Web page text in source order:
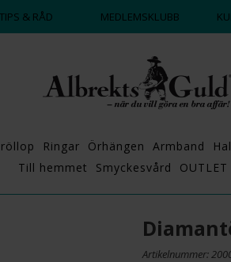
POPPA?
TIPS & RÅD MEDLEMSKLUBB
Ringar Örhängen Armband
Till hemmet
Smyckesvård OUTLET
Artikelnummer: